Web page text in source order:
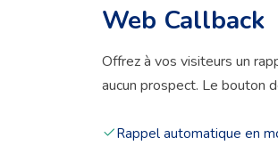
Web Callback
Offrez à vos visiteurs un
aucun prospect. Le bouton
Rappel automatique en